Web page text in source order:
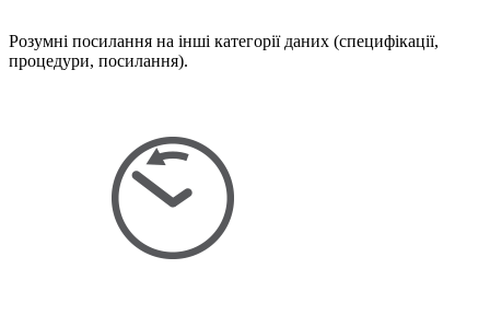
Розумні посилання на інші категорії даних (специфікації,
процедури, посилання).